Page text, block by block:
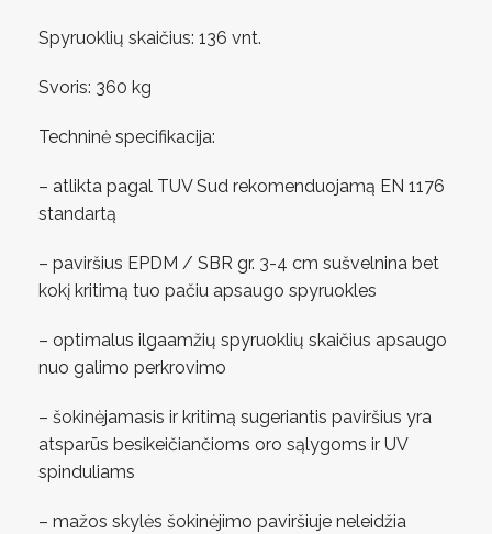
Spyruoklių skaičius: 136 vnt.
Svoris: 360 kg
Techninė specifikacija:
– atlikta pagal TUV Sud rekomenduojamą EN 1176
standartą
– paviršius EPDM / SBR gr. 3-4 cm sušvelnina bet
kokį kritimą tuo pačiu apsaugo spyruokles
– optimalus ilgaamžių spyruoklių skaičius apsaugo
nuo galimo perkrovimo
– šokinėjamasis ir kritimą sugeriantis paviršius yra
atsparūs besikeičiančioms oro sąlygoms ir UV
spinduliams
– mažos skylės šokinėjimo paviršiuje neleidžia